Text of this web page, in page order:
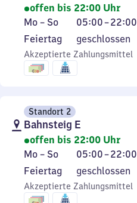
offen bis 22:00 Uhr
Montag
bis
Sonntag
Mo – So 05:00–22:00
Von
5
Uhr
bis
22
Feiertag
Feiertag geschlossen
Akzeptierte Zahlungsmittel
Standort 2
Bahnsteig E
offen bis 22:00 Uhr
Montag
bis
Sonntag
Mo – So 05:00–22:00
Von
5
Uhr
bis
Feiertag
Feiertag geschlossen
Akzeptierte Zahlungsmittel